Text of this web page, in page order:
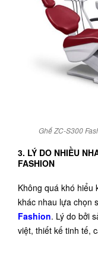
Ghế ZC-S300
3. LÝ DO NHIỀU
FASHION
Không quá khó hiểu
khác nhau lựa chọn
Fashion. Lý do bởi
việt, thiết kế tinh tế,